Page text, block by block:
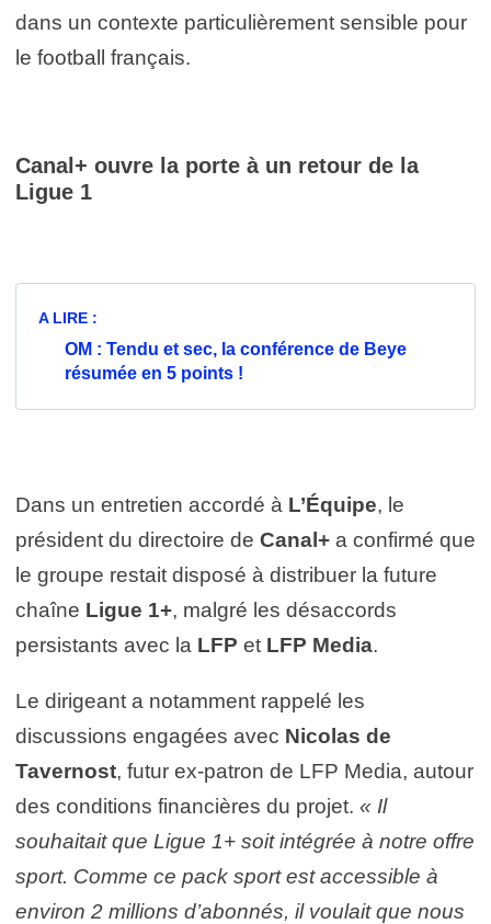
dans un contexte particulièrement sensible pour
le football français.
Canal+ ouvre la porte à un retour de la
Ligue 1
A LIRE :
OM : Tendu et sec, la conférence de Beye
résumée en 5 points !
Dans un entretien accordé à L’Équipe, le
président du directoire de Canal+ a confirmé que
le groupe restait disposé à distribuer la future
chaîne Ligue 1+, malgré les désaccords
persistants avec la LFP et LFP Media.
Le dirigeant a notamment rappelé les
discussions engagées avec Nicolas de
Tavernost, futur ex-patron de LFP Media, autour
des conditions financières du projet. « Il
souhaitait que Ligue 1+ soit intégrée à notre offre
sport. Comme ce pack sport est accessible à
environ 2 millions d’abonnés, il voulait que nous